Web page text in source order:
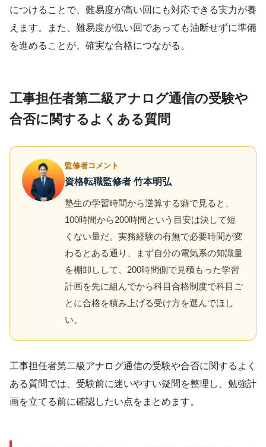
につけることで、難易度が高い回にも対応できる実力が養
えます。また、難易度が低い回であっても油断せずに準備
を進めることが、確実な合格につながる。
工事担任者第二級アナログ通信の受験や
合否に関するよくある質問
監修者コメント
資格転職監修者 竹本明弘
塾生の学習時間から逆算する癖で見ると、
100時間から200時間という目安は決して短
くない量だ。実務経験の有無で必要時間が変
わるとある通り、まず自分の電気系の知識量
を棚卸しして、200時間側で見積もった学習
計画を先に組んでから科目合格制度で科目ご
とに合格を積み上げる受け方を選んでほし
い。
工事担任者第二級アナログ通信の受験や合否に関するよく
ある質問では、受験前に迷いやすい疑問を整理し、勉強計
画を立てる前に確認したい点をまとめます。